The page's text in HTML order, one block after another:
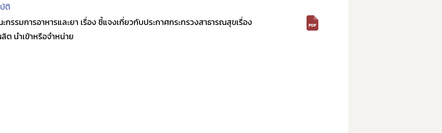
ติ
รรมการอาหารและยา เรื่อง ชี้แจงเกี่ยวกับประกาศกระทรวงสาธารณสุขเรื่อง
ต นำเข้าหรือจำหน่าย